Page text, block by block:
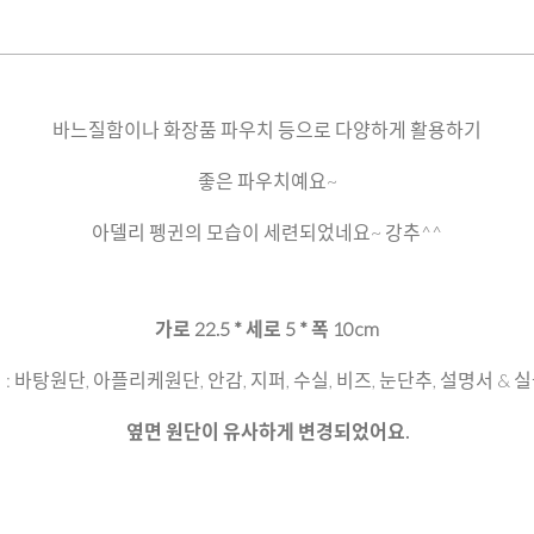
바느질함이나 화장품 파우치 등으로 다양하게 활용하기
좋은 파우치예요~
아델리 펭귄의 모습이 세련되었네요~ 강추^^
가로 22.5 * 세로 5 * 폭 10cm
: 바탕원단, 아플리케원단, 안감, 지퍼, 수실, 비즈, 눈단추, 설명서 &
옆면 원단이 유사하게 변경되었어요.